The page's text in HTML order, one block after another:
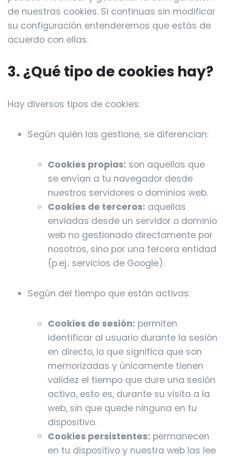
de nuestras cookies. Si continuas sin modificar
su configuración entenderemos que estás de
acuerdo con ellas.
3. ¿Qué tipo de cookies hay?
Hay diversos tipos de cookies:
Según quién las gestione, se diferencian:
Cookies propias: son aquellas que
se envían a tu navegador desde
nuestros servidores o dominios web.
Cookies de terceros: aquellas
enviadas desde un servidor o dominio
web no gestionado directamente por
nosotros, sino por una tercera entidad
(p.ej.: servicios de Google).
Según del tiempo que están activas:
Cookies de sesión: permiten
identificar al usuario durante la sesión
en directo, lo que significa que son
memorizadas y únicamente tienen
validez el tiempo que dure una sesión
activa, esto es, durante su visita a la
web, sin que quede ninguna en tu
dispositivo.
Cookies persistentes: permanecen
en tu dispositivo y nuestra web las lee